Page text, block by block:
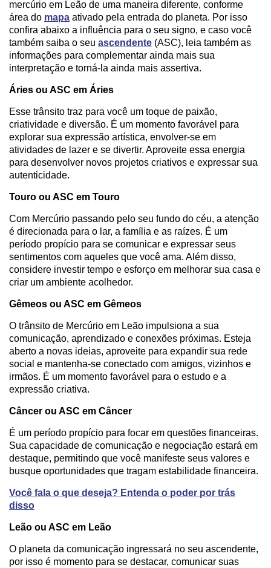
mercúrio em Leão de uma maneira diferente, conforme
área do mapa ativado pela entrada do planeta. Por isso
confira abaixo a influência para o seu signo, e caso você
também saiba o seu ascendente (ASC), leia também as
informações para complementar ainda mais sua
interpretação e torná-la ainda mais assertiva.
Áries ou ASC em Áries
Esse trânsito traz para você um toque de paixão,
criatividade e diversão. É um momento favorável para
explorar sua expressão artística, envolver-se em
atividades de lazer e se divertir. Aproveite essa energia
para desenvolver novos projetos criativos e expressar sua
autenticidade.
Touro ou ASC em Touro
Com Mercúrio passando pelo seu fundo do céu, a atenção
é direcionada para o lar, a família e as raízes. É um
período propício para se comunicar e expressar seus
sentimentos com aqueles que você ama. Além disso,
considere investir tempo e esforço em melhorar sua casa e
criar um ambiente acolhedor.
Gêmeos ou ASC em Gêmeos
O trânsito de Mercúrio em Leão impulsiona a sua
comunicação, aprendizado e conexões próximas. Esteja
aberto a novas ideias, aproveite para expandir sua rede
social e mantenha-se conectado com amigos, vizinhos e
irmãos. É um momento favorável para o estudo e a
expressão criativa.
Câncer ou ASC em Câncer
É um período propício para focar em questões financeiras.
Sua capacidade de comunicação e negociação estará em
destaque, permitindo que você manifeste seus valores e
busque oportunidades que tragam estabilidade financeira.
Você fala o que deseja? Entenda o poder por trás
disso
Leão ou ASC em Leão
O planeta da comunicação ingressará no seu ascendente,
por isso é momento para se destacar, comunicar suas